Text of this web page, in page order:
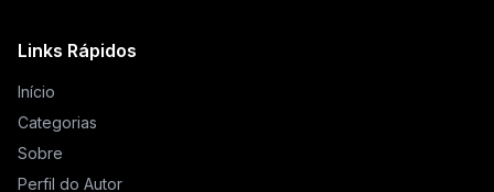
Links Rápidos
Início
Categorias
Sobre
Perfil do Autor